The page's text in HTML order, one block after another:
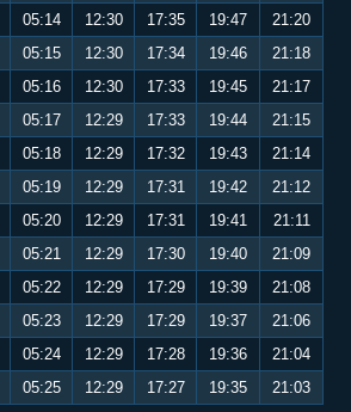
05:14 12:30 17:35 19:47
21:20
05:15 12:30 17:34 19:46
21:18
05:16 12:30 17:33 19:45
21:17
05:17 12:29 17:33 19:44
21:15
05:18 12:29 17:32 19:43
21:14
05:19 12:29 17:31 19:42
21:12
05:20 12:29 17:31 19:41
21:11
05:21 12:29 17:30 19:40
21:09
05:22 12:29 17:29 19:39
21:08
05:23 12:29 17:29 19:37
21:06
05:24 12:29 17:28 19:36
21:04
05:25 12:29 17:27 19:35 21:03